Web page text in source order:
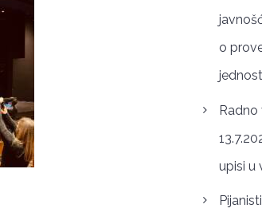
o
Radno
upisi u